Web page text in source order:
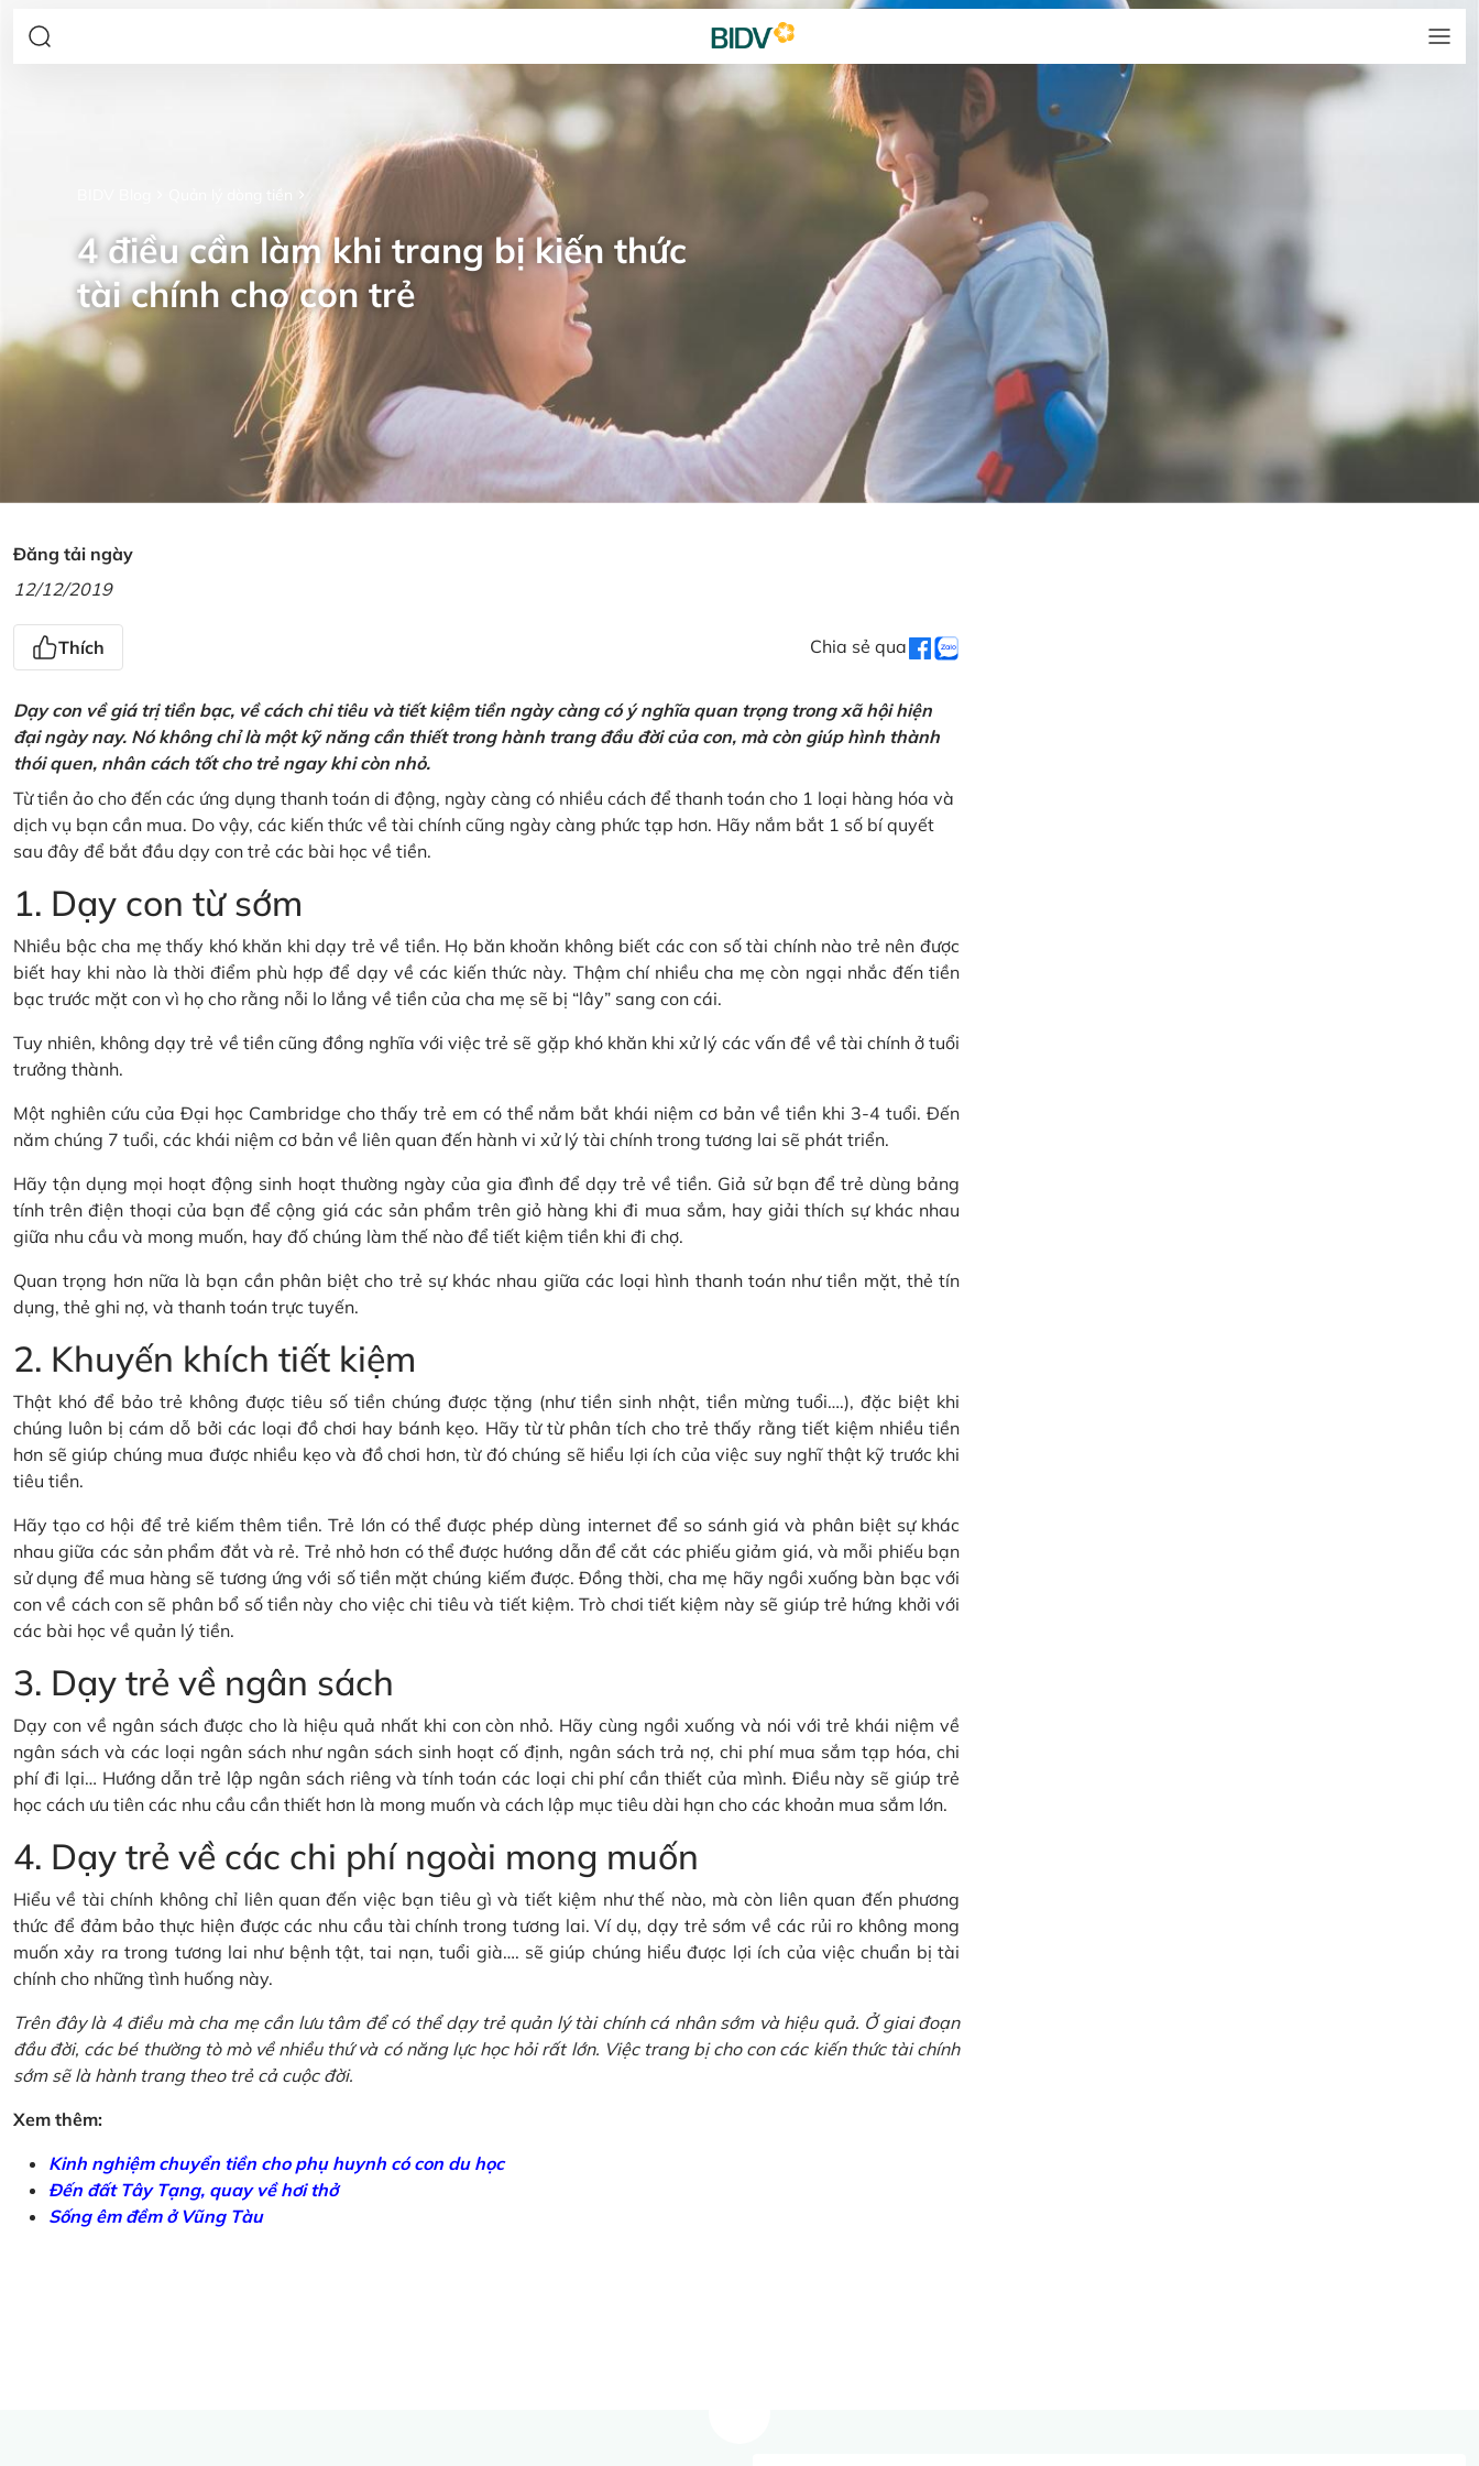
4 điều cần làm khi trang bị kiến thức
tài chính cho con trẻ
Đăng tải ngày
12/12/2019
Thích Chia sẻ qua
Dạy con về giá trị tiền bạc, về cách chi tiêu và tiết kiệm tiền ngày càng có ý nghĩa quan trọng trong xã hội hiện
đại ngày nay. Nó không chỉ là một kỹ năng cần thiết trong hành trang đầu đời của con, mà còn giúp hình thành
thói quen, nhân cách tốt cho trẻ ngay khi còn nhỏ.
Từ tiền ảo cho đến các ứng dụng thanh toán di động, ngày càng có nhiều cách để thanh toán cho 1 loại hàng hóa và
dịch vụ bạn cần mua. Do vậy, các kiến thức về tài chính cũng ngày càng phức tạp hơn. Hãy nắm bắt 1 số bí quyết
sau đây để bắt đầu dạy con trẻ các bài học về tiền.
1. Dạy con từ sớm
Nhiều bậc cha mẹ thấy khó khăn khi dạy trẻ về tiền. Họ băn khoăn không biết các con số tài chính nào trẻ nên được
biết hay khi nào là thời điểm phù hợp để dạy về các kiến thức này. Thậm chí nhiều cha mẹ còn ngại nhắc đến tiền
bạc trước mặt con vì họ cho rằng nỗi lo lắng về tiền của cha mẹ sẽ bị “lây” sang con cái.
Tuy nhiên, không dạy trẻ về tiền cũng đồng nghĩa với việc trẻ sẽ gặp khó khăn khi xử lý các vấn đề về tài chính ở tuổi
trưởng thành.
Một nghiên cứu của Đại học Cambridge cho thấy trẻ em có thể nắm bắt khái niệm cơ bản về tiền khi 3-4 tuổi. Đến
năm chúng 7 tuổi, các khái niệm cơ bản về liên quan đến hành vi xử lý tài chính trong tương lai sẽ phát triển.
Hãy tận dụng mọi hoạt động sinh hoạt thường ngày của gia đình để dạy trẻ về tiền. Giả sử bạn để trẻ dùng bảng
tính trên điện thoại của bạn để cộng giá các sản phẩm trên giỏ hàng khi đi mua sắm, hay giải thích sự khác nhau
giữa nhu cầu và mong muốn, hay đố chúng làm thế nào để tiết kiệm tiền khi đi chợ.
Quan trọng hơn nữa là bạn cần phân biệt cho trẻ sự khác nhau giữa các loại hình thanh toán như tiền mặt, thẻ tín
dụng, thẻ ghi nợ, và thanh toán trực tuyến.
2. Khuyến khích tiết kiệm
Thật khó để bảo trẻ không được tiêu số tiền chúng được tặng (như tiền sinh nhật, tiền mừng tuổi….), đặc biệt khi
chúng luôn bị cám dỗ bởi các loại đồ chơi hay bánh kẹo. Hãy từ từ phân tích cho trẻ thấy rằng tiết kiệm nhiều tiền
hơn sẽ giúp chúng mua được nhiều kẹo và đồ chơi hơn, từ đó chúng sẽ hiểu lợi ích của việc suy nghĩ thật kỹ trước khi
tiêu tiền.
Hãy tạo cơ hội để trẻ kiếm thêm tiền. Trẻ lớn có thể được phép dùng internet để so sánh giá và phân biệt sự khác
nhau giữa các sản phẩm đắt và rẻ. Trẻ nhỏ hơn có thể được hướng dẫn để cắt các phiếu giảm giá, và mỗi phiếu bạn
sử dụng để mua hàng sẽ tương ứng với số tiền mặt chúng kiếm được. Đồng thời, cha mẹ hãy ngồi xuống bàn bạc với
con về cách con sẽ phân bổ số tiền này cho việc chi tiêu và tiết kiệm. Trò chơi tiết kiệm này sẽ giúp trẻ hứng khởi với
các bài học về quản lý tiền.
3. Dạy trẻ về ngân sách
Dạy con về ngân sách được cho là hiệu quả nhất khi con còn nhỏ. Hãy cùng ngồi xuống và nói với trẻ khái niệm về
ngân sách và các loại ngân sách như ngân sách sinh hoạt cố định, ngân sách trả nợ, chi phí mua sắm tạp hóa, chi
phí đi lại… Hướng dẫn trẻ lập ngân sách riêng và tính toán các loại chi phí cần thiết của mình. Điều này sẽ giúp trẻ
học cách ưu tiên các nhu cầu cần thiết hơn là mong muốn và cách lập mục tiêu dài hạn cho các khoản mua sắm lớn.
4. Dạy trẻ về các chi phí ngoài mong muốn
Hiểu về tài chính không chỉ liên quan đến việc bạn tiêu gì và tiết kiệm như thế nào, mà còn liên quan đến phương
thức để đảm bảo thực hiện được các nhu cầu tài chính trong tương lai. Ví dụ, dạy trẻ sớm về các rủi ro không mong
muốn xảy ra trong tương lai như bệnh tật, tai nạn, tuổi già…. sẽ giúp chúng hiểu được lợi ích của việc chuẩn bị tài
chính cho những tình huống này.
Trên đây là 4 điều mà cha mẹ cần lưu tâm để có thể dạy trẻ quản lý tài chính cá nhân sớm và hiệu quả. Ở giai đoạn
đầu đời, các bé thường tò mò về nhiều thứ và có năng lực học hỏi rất lớn. Việc trang bị cho con các kiến thức tài chính
sớm sẽ là hành trang theo trẻ cả cuộc đời.
Xem thêm:
Kinh nghiệm chuyển tiền cho phụ huynh có con du học
Đến đất Tây Tạng, quay về hơi thở
Sống êm đềm ở Vũng Tàu